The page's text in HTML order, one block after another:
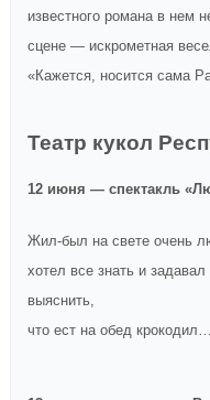
известного романа в нем
сцене — искрометная
«Кажется, носится сама
Театр кукол
12 июня — спектакль
Жил-был на свете очень
хотел все знать и
выяснить,
что ест на обед